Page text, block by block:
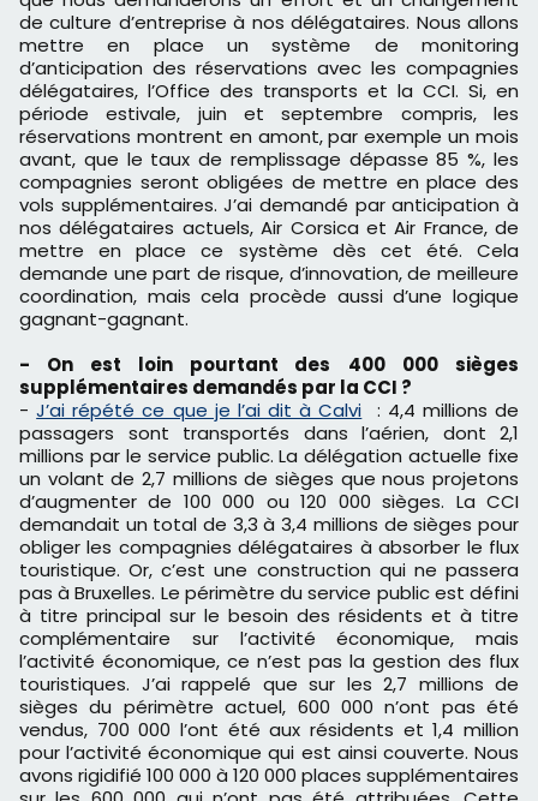
de culture d’entreprise à nos délégataires. Nous allons
mettre en place un système de monitoring
d’anticipation des réservations avec les compagnies
délégataires, l’Office des transports et la CCI. Si, en
période estivale, juin et septembre compris, les
réservations montrent en amont, par exemple un mois
avant, que le taux de remplissage dépasse 85 %, les
compagnies seront obligées de mettre en place des
vols supplémentaires. J’ai demandé par anticipation à
nos délégataires actuels, Air Corsica et Air France, de
mettre en place ce système dès cet été. Cela
demande une part de risque, d’innovation, de meilleure
coordination, mais cela procède aussi d’une logique
gagnant-gagnant.
- On est loin pourtant des
400 000 sièges
supplémentaires demandés par la CCI ?
-J’ai répété ce que je l’ai dit à Calvi : 4,4 millions de
passagers sont transportés dans l’aérien, dont 2,1
millions par le service public. La délégation actuelle fixe
un volant de 2,7 millions de sièges que nous projetons
d’augmenter de 100 000 ou 120 000 sièges. La CCI
demandait un total de 3,3 à 3,4 millions de sièges pour
obliger les compagnies délégataires à absorber le flux
touristique. Or, c’est une construction qui ne passera
pas à Bruxelles. Le périmètre du service public est défini
à titre principal sur le besoin des résidents et à titre
complémentaire sur l’activité économique, mais
l’activité économique, ce n’est pas la gestion des flux
touristiques. J’ai rappelé que sur les 2,7 millions de
sièges du périmètre actuel, 600 000 n’ont pas été
vendus, 700 000 l’ont été aux résidents et 1,4 million
pour l’activité économique qui est ainsi couverte. Nous
avons rigidifié 100 000 à 120 000 places supplémentaires